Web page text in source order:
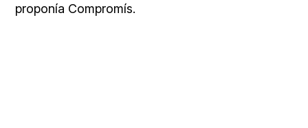
proponía Compromís.